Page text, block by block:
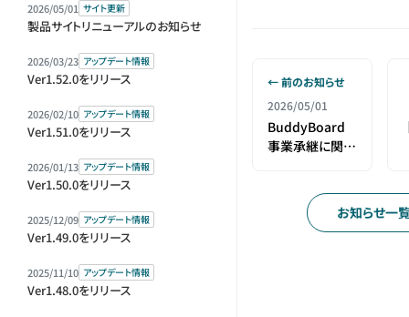
2026/05/01 サイト更新
製品サイトリニューアルのお知らせ
2026/03/23 アップデート情報
Ver1.52.0をリリース
2026/02/10 アップデート情報
Ver1.51.0をリリース
2026/01/13 アップデート情報
Ver1.50.0をリリース
2025/12/09 アップデート情報
Ver1.49.0をリリース
2025/11/10 アップデート情報
Ver1.48.0をリリース
← 前のお知らせ
2026/05/01
BuddyBoard
事業承継に関す
お知らせ一